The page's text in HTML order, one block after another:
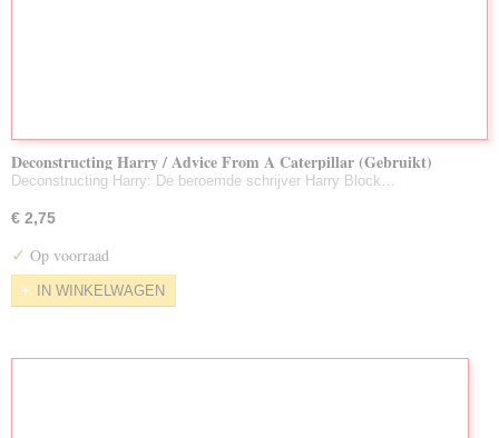
Deconstructing Harry / Advice From A Caterpillar (Gebruikt)
Deconstructing Harry: De beroemde schrijver Harry Block…
€ 2,75
✓ Op voorraad
IN WINKELWAGEN